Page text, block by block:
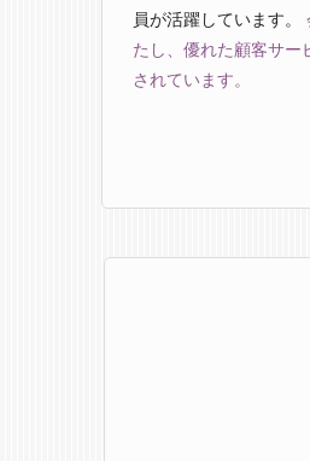
員が活躍しています。
たし、優れた顧客サー
されています。